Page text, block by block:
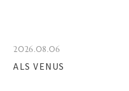
2026.08.06
ALS VENUS